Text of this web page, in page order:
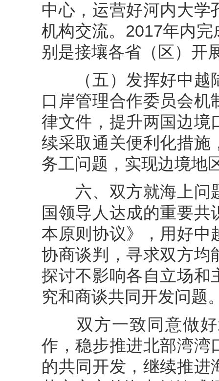
中心，运营好河内大学
机构交流。2017年内
别是接壤各省（区）开
（五）发挥好中越
口岸管理合作委员会
律文件，提升两国边境
续采取通关便利化措施
务工问题，实现边境地
六、双方就海上问
国领导人达成的重要
本原则协议》，用好中
协商谈判，寻求双方均
探讨不影响各自立场和
究和商谈共同开发问题
双方一致同意做好
作，稳步推进北部湾湾
的共同开发，继续推进